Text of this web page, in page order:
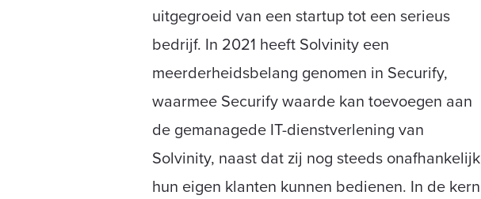
uitgegroeid van een startup tot een serieus
bedrijf. In 2021 heeft Solvinity een
meerderheidsbelang genomen in Securify,
waarmee Securify waarde kan toevoegen aan
de gemanagede IT-dienstverlening van
Solvinity, naast dat zij nog steeds onafhankelijk
hun eigen klanten kunnen bedienen. In de kern